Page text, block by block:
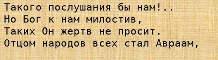
Такого послушания бы нам!..
Но Бог к нам милостив,
Таких Он жертв не просит.
Отцом народов всех стал Авраам,